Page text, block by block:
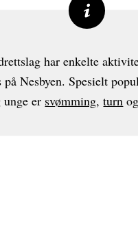
har enkelte
på Nesbyen. Spesielt
unge er svømming,turn